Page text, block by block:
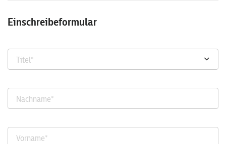
Einschreibeformular
Titel*
Nachname*
Vorname*